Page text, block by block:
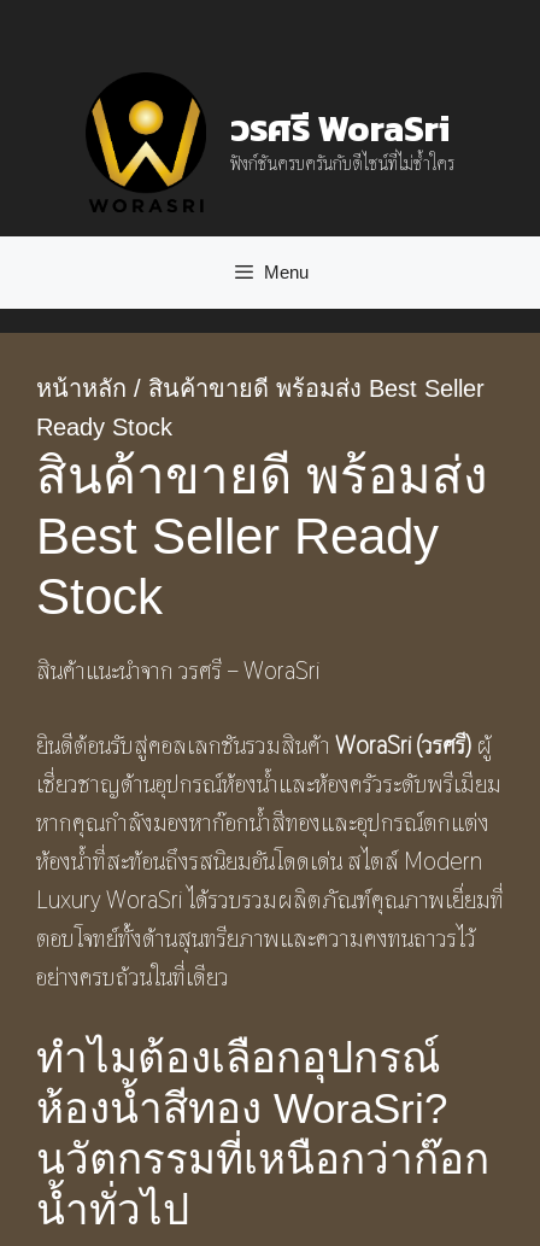
วรศรี WoraSri
ฟังก์ชันครบครันกับดีไซน์ที่ไม่ซ้ำใคร
Menu
หน้าหลัก / สินค้าขายดี พร้อมส่ง Best Seller
Ready Stock
สินค้าขายดี พร้อมส่ง
Best Seller Ready
Stock
สินค้าแนะนำจาก วรศรี – WoraSri
ยินดีต้อนรับสู่คอลเลกชันรวมสินค้า WoraSri (วรศรี) ผู้
เชี่ยวชาญด้านอุปกรณ์ห้องน้ำและห้องครัวระดับพรีเมียม
หากคุณกำลังมองหาก๊อกน้ำสีทองและอุปกรณ์ตกแต่ง
ห้องน้ำที่สะท้อนถึงรสนิยมอันโดดเด่น สไตล์ Modern
Luxury WoraSri ได้รวบรวมผลิตภัณฑ์คุณภาพเยี่ยมที่
ตอบโจทย์ทั้งด้านสุนทรียภาพและความคงทนถาวรไว้
อย่างครบถ้วนในที่เดียว
ทำไมต้องเลือกอุปกรณ์
ห้องน้ำสีทอง WoraSri?
นวัตกรรมที่เหนือกว่าก๊อก
น้ำทั่วไป